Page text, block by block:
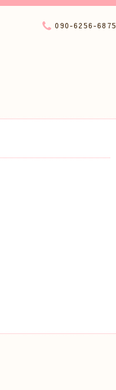
090-6256-6875